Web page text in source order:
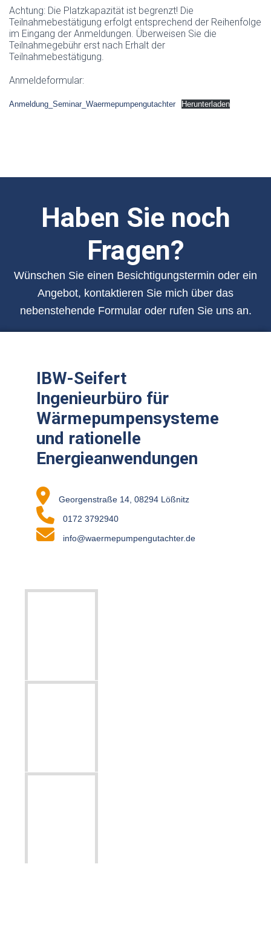
Achtung: Die Platzkapazität ist begrenzt! Die
Teilnahmebestätigung erfolgt entsprechend der Reihenfolge
im Eingang der Anmeldungen. Überweisen Sie die
Teilnahmegebühr erst nach Erhalt der
Teilnahmebestätigung.
Anmeldeformular:
Anmeldung_Seminar_Waermepumpengutachter Herunterladen
Haben Sie noch
Fragen?
Wünschen Sie einen Besichtigungstermin oder ein
Angebot, kontaktieren Sie mich über das
nebenstehende Formular oder rufen Sie uns an.
IBW-Seifert
Ingenieurbüro für
Wärmepumpensysteme
und rationelle
Energieanwendungen
Georgenstraße 14, 08294 Lößnitz
0172 3792940
info@waermepumpengutachter.de